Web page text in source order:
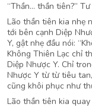
“Thần… thần tiên?”
Lão thần tiên kia nhẹ
tới bên cạnh Diệp
Y, gật nhẹ đầu nói:
Không Thiên Lạc chỉ
Diệp Nhược Y. Chỉ
Nhược Y từ từ tiêu
cũng khôi phục như
Lão thần tiên kia